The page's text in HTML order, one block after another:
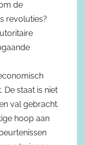
de
revoluties?
De staat is niet
val gebracht.
hoop aan